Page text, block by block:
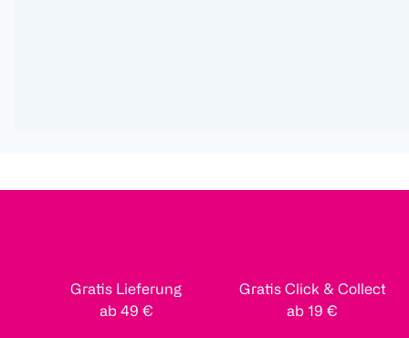
Gratis Lieferung
ab 49 €
Gratis Click & Collect
ab 19 €